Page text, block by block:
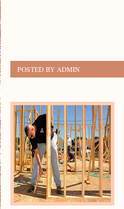
POSTED BY ADMIN